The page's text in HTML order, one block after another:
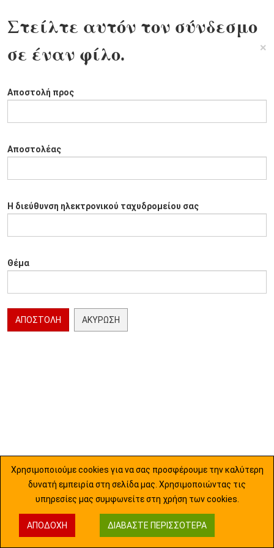
Στείλτε αυτόν τον σύνδεσμο
σε έναν φίλο.
×
Αποστολή προς
Αποστολέας
Η διεύθυνση ηλεκτρονικού ταχυδρομείου σας
Θέμα
ΑΠΟΣΤΟΛΉ ΑΚΎΡΩΣΗ
Χρησιμοποιούμε cookies για να σας προσφέρουμε την καλύτερη
δυνατή εμπειρία στη σελίδα μας. Χρησιμοποιώντας τις
υπηρεσίες μας συμφωνείτε στη χρήση των cookies.
ΑΠΟΔΟΧΉ ΔΙΑΒΆΣΤΕ ΠΕΡΙΣΣΌΤΕΡΑ